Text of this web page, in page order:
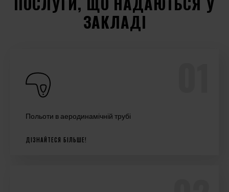
ЗАКЛАДІ
Польоти в аеродинамічній трубі
ДІЗНАЙТЕСЯ БІЛЬШЕ!